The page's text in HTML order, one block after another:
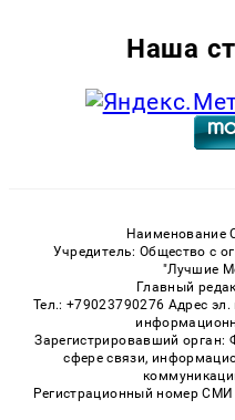
Наша
Наименование
Учредитель: Общество с
"Лучшие
Главный
Тел.: +79023790276 Адрес
Зарегистрировавший орган:
сфере связи,
Регистрационный номер